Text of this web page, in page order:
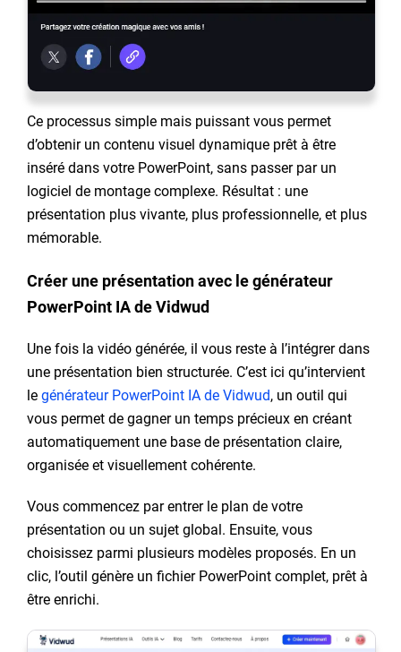
Ce processus simple mais puissant vous permet
d’obtenir un contenu visuel dynamique prêt à être
inséré dans votre PowerPoint, sans passer par un
logiciel de montage complexe. Résultat : une
présentation plus vivante, plus professionnelle, et plus
mémorable.
Créer une présentation avec le générateur
PowerPoint IA de Vidwud
Une fois la vidéo générée, il vous reste à l’intégrer dans
une présentation bien structurée. C’est ici qu’intervient
le générateur PowerPoint IA de Vidwud, un outil qui
vous permet de gagner un temps précieux en créant
automatiquement une base de présentation claire,
organisée et visuellement cohérente.
Vous commencez par entrer le plan de votre
présentation ou un sujet global. Ensuite, vous
choisissez parmi plusieurs modèles proposés. En un
clic, l’outil génère un fichier PowerPoint complet, prêt à
être enrichi.